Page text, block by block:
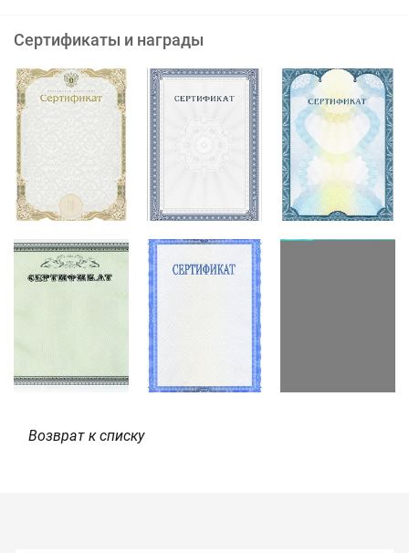
Сертификаты и награды
Возврат к списку